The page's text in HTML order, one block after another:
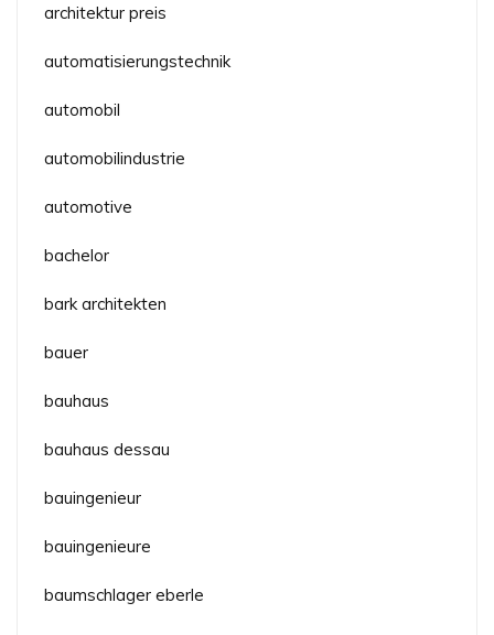
architektur preis
automatisierungstechnik
automobil
automobilindustrie
automotive
bachelor
bark architekten
bauer
bauhaus
bauhaus dessau
bauingenieur
bauingenieure
baumschlager eberle